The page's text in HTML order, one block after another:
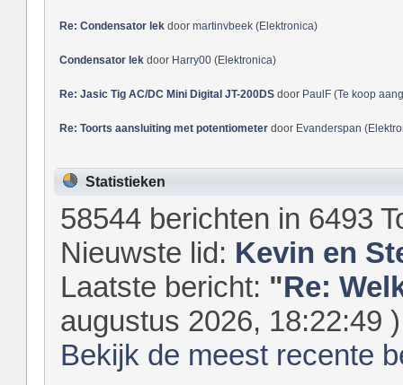
Re: Condensator lek doormartinvbeek (Elektronica)
Condensator lek door Harry00 (Elektronica)
Re: Jasic Tig AC/DC Mini Digital JT-200DSdoor PaulF (Te koop
Re: Toorts aansluiting met potentiometer door Evanderspan (
Statistieken
58544 berichten in 6493
Nieuwste lid: Kevin en
Laatste bericht: "Re:
augustus 2026, 18:22:49 )
Bekijk de meest recente